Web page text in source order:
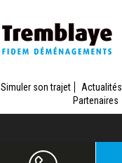
Simuler son trajet Actualités
Partenaires